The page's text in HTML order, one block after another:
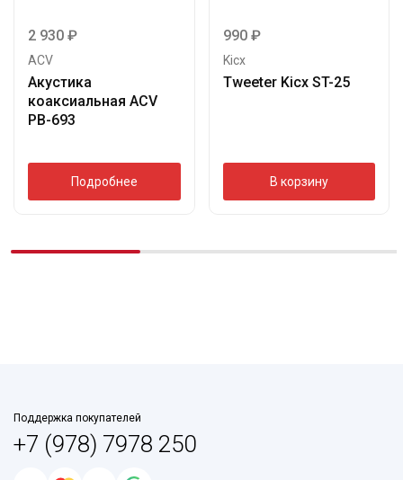
2 930 ₽
ACV
Акустика
коаксиальная ACV
PB-693
Подробнее
990 ₽
Kicx
Tweeter Kicx ST-25
В корзину
Поддержка покупателей
+7 (978) 7978 250